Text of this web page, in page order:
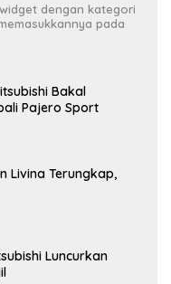
dengan kategori
pada
Bakal
Pajero Sport
Livina Terungkap,
Luncurkan